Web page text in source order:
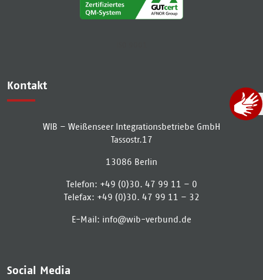
Kontakt
WIB – Weißenseer Integrationsbetriebe GmbH
Tassostr.17
13086 Berlin
Telefon: +49 (0)30. 47 99 11 – 0
Telefax: +49 (0)30. 47 99 11 – 32
E-Mail: info­@­wib-verbund­.­de
Social Media